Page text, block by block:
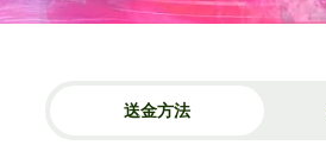
送金方法